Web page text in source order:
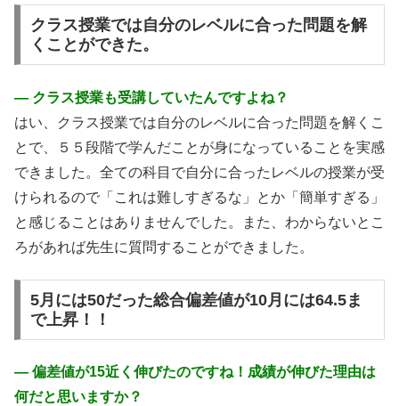
クラス授業では自分のレベルに合った問題を解
くことができた。
― クラス授業も受講していたんですよね？
はい、クラス授業では自分のレベルに合った問題を解くこ
とで、５５段階で学んだことが身になっていることを実感
できました。全ての科目で自分に合ったレベルの授業が受
けられるので「これは難しすぎるな」とか「簡単すぎる」
と感じることはありませんでした。また、わからないとこ
ろがあれば先生に質問することができました。
5月には50だった総合偏差値が10月には64.5ま
で上昇！！
― 偏差値が15近く伸びたのですね！成績が伸びた理由は
何だと思いますか？